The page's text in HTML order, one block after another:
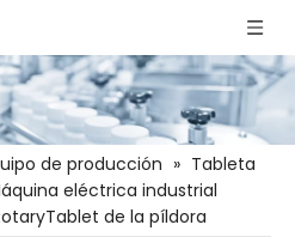
de producción » Tableta
eléctrica industrial
de la píldora